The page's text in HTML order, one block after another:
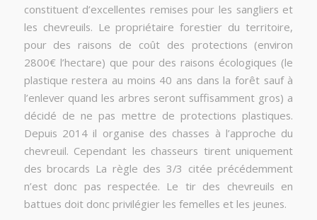
constituent d’excellentes remises pour les sangliers et
les chevreuils. Le propriétaire forestier du territoire,
pour des raisons de coût des protections (environ
2800€ l’hectare) que pour des raisons écologiques (le
plastique restera au moins 40 ans dans la forêt sauf à
l’enlever quand les arbres seront suffisamment gros) a
décidé de ne pas mettre de protections plastiques.
Depuis 2014 il organise des chasses à l’approche du
chevreuil. Cependant les chasseurs tirent uniquement
des brocards La règle des 3/3 citée précédemment
n’est donc pas respectée. Le tir des chevreuils en
battues doit donc privilégier les femelles et les jeunes.